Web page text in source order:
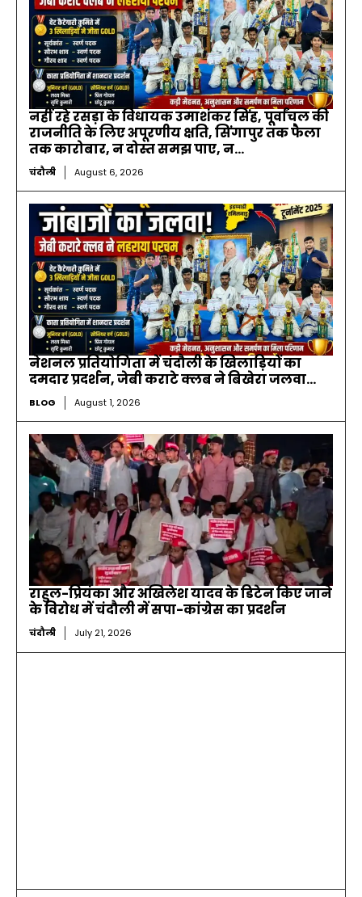
नहीं रहे रसड़ा के विधायक उमाशंकर सिंह, पूर्वांचल की
राजनीति के लिए अपूरणीय क्षति, सिंगापुर तक फैला
तक कारोबार, न दोस्त समझ पाए, न...
चंदौली August 6, 2026
नेशनल प्रतियोगिता में चंदौली के खिलाड़ियों का
दमदार प्रदर्शन, जेबी कराटे क्लब ने बिखेरा जलवा…
BLOG August 1, 2026
राहुल-प्रियंका और अखिलेश यादव के डिटेन किए जाने
के विरोध में चंदौली में सपा-कांग्रेस का प्रदर्शन
चंदौली July 21, 2026